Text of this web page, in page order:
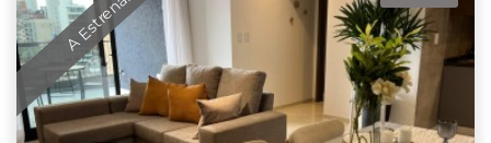
A Estrenar